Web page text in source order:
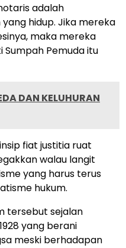
adalah
hidup. Jika mereka
maka mereka
Pemuda itu
DAN KELUHURAN
fiat justitia ruat
walau langit
yang harus terus
hukum.
tersebut sejalan
yang berani
meski berhadapan